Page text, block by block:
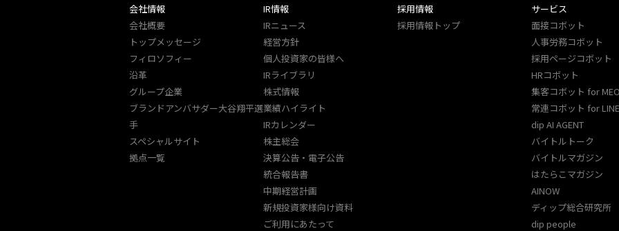
会社情報
会社概要
トップメッセージ
フィロソフィー
沿革
グループ企業
ブランドアンバサダー大谷翔平選
手
スペシャルサイト
拠点一覧
IR情報
IRニュース
経営方針
個人投資家の皆様へ
IRライブラリ
株式情報
業績ハイライト
IRカレンダー
株主総会
決算公告・電子公告
統合報告書
中期経営計画
新規投資家様向け資料
ご利用にあたって
採用情報
採用情報トップ
サービス
面接コボット
人事労務コボット​
採用ページコボット​
HRコボット
集客コボット for MEO
常連コボット for LINE​
dip AI AGENT
バイトルトーク
バイトルマガジン
はたらこマガジン
AINOW
ディップ総合研究所
dip people